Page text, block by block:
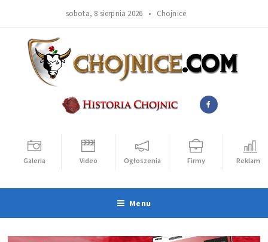
sobota, 8 sierpnia 2026 • Chojnice
Galeria Video Ogłoszenia Firmy Reklama
Menu